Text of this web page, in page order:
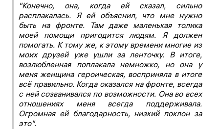
"Конечно, она, когда ей сказал, сильно
расплакалась. Я ей объяснил, что мне нужно
быть на фронте. Там даже маленькая толика
моей помощи пригодится людям. Я должен
помогать. К тому же, к этому времени многие из
моих друзей уже ушли за ленточку. В итоге,
возлюбленная поплакала немножко, но она у
меня женщина героическая, восприняла в итоге
всё правильно. Когда оказался на фронте, всегда
с ней созванивался по возможности. Она во всех
отношениях меня всегда поддерживала.
Огромная ей благодарность, низкий поклон за
это".